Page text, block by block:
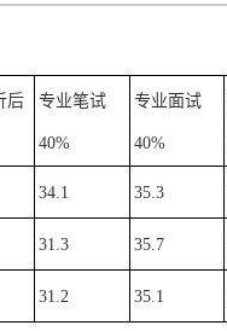
后 专业笔试
40%
专业面试
40%
34.1 35.3
31.3 35.7
31.2 35.1